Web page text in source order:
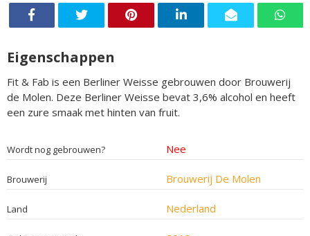
Eigenschappen
Fit & Fab is een Berliner Weisse gebrouwen door Brouwerij
de Molen. Deze Berliner Weisse bevat 3,6% alcohol en heeft
een zure smaak met hinten van fruit.
Wordt nog gebrouwen? Nee
Brouwerij Brouwerij De Molen
Land Nederland